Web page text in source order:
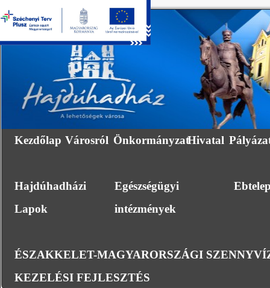
Kezdőlap Városról ÖnkormányzatHivatal
Hajdúhadházi
Lapok
Egészségügyi
intézmények
ÉSZAKKELET-MAGYARORSZÁGI
KEZELÉSI FEJLESZTÉS